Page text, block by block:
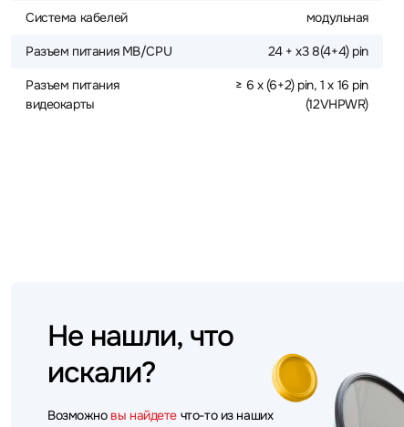
Система кабелей модульная
Разъем питания MB/CPU 24 + х3 8(4+4) pin
Разъем питания
видеокарты
≥ 6 x (6+2) pin, 1 x 16 pin
(12VHPWR)
Не нашли, что
искали?
Возможно вы найдете что-то из наших